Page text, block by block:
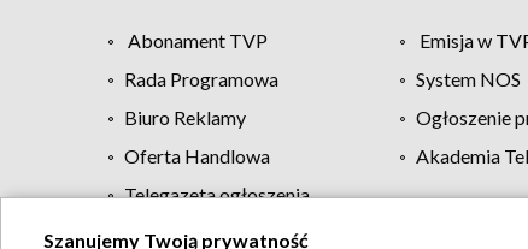
Abonament TVP Emisja w
Rada Programowa
System NOS
Biuro Reklamy
Ogłoszenie
Oferta Handlowa
Akademia
Telegazeta ogłoszenia
Szanujemy Twoją prywatność